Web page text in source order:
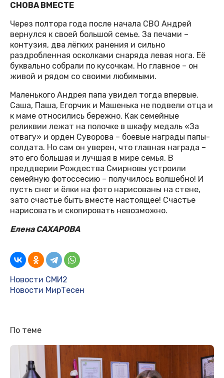
СНОВА ВМЕСТЕ
Через полтора года после начала СВО Андрей
вернулся к своей большой семье. За печами –
контузия, два лёгких ранения и сильно
раздробленная осколками снаряда левая нога. Её
буквально собрали по кусочкам. Но главное – он
живой и рядом со своими любимыми.
Маленького Андрея папа увидел тогда впервые.
Саша, Паша, Егорчик и Машенька не подвели отца и
к маме относились бережно. Как семейные
реликвии лежат на полочке в шкафу медаль «За
отвагу» и орден Суворова – боевые награды папы-
солдата. Но сам он уверен, что главная награда –
это его большая и лучшая в мире семья. В
преддверии Рождества Смирновы устроили
семейную фотоссесию – получилось волшебно! И
пусть снег и ёлки на фото нарисованы на стене,
зато счастье быть вместе настоящее! Счастье
нарисовать и скопировать невозможно.
Елена САХАРОВА
Новости СМИ2
Новости МирТесен
По теме